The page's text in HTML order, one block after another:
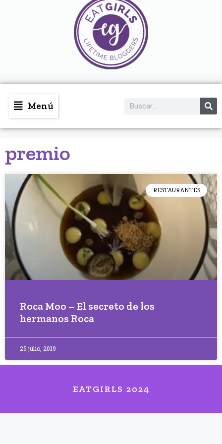
Menú
premio
RESTAURANTES
Roca Moo – El secreto de los
hermanos Roca
25 julio, 2019
EATGIRLS 2024